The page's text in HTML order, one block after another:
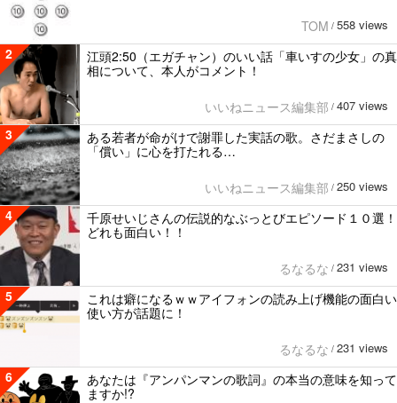
TOM / 558 views
2
江頭2:50（エガチャン）のいい話「車いすの少女」の真
相について、本人がコメント！
いいねニュース編集部 / 407 views
3
ある若者が命がけで謝罪した実話の歌。さだまさしの
「償い」に心を打たれる…
いいねニュース編集部 / 250 views
4
千原せいじさんの伝説的なぶっとびエピソード１０選！
どれも面白い！！
るなるな / 231 views
5
これは癖になるｗｗアイフォンの読み上げ機能の面白い
使い方が話題に！
るなるな / 231 views
6
あなたは『アンパンマンの歌詞』の本当の意味を知って
ますか!?